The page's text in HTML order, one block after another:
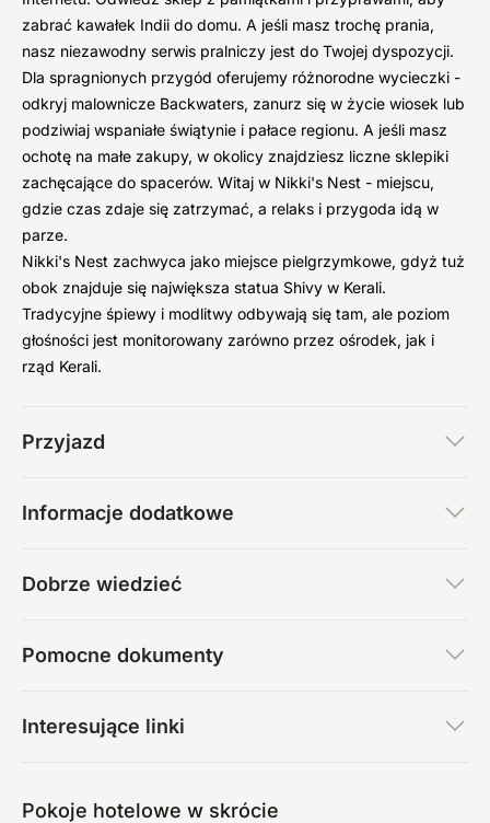
zabrać kawałek Indii do domu. A jeśli masz trochę prania,
nasz niezawodny serwis pralniczy jest do Twojej dyspozycji.
Dla spragnionych przygód oferujemy różnorodne wycieczki -
odkryj malownicze Backwaters, zanurz się w życie wiosek lub
podziwiaj wspaniałe świątynie i pałace regionu. A jeśli masz
ochotę na małe zakupy, w okolicy znajdziesz liczne sklepiki
zachęcające do spacerów. Witaj w Nikki's Nest - miejscu,
gdzie czas zdaje się zatrzymać, a relaks i przygoda idą w
parze.
Nikki's Nest zachwyca jako miejsce pielgrzymkowe, gdyż tuż
obok znajduje się największa statua Shivy w Kerali.
Tradycyjne śpiewy i modlitwy odbywają się tam, ale poziom
głośności jest monitorowany zarówno przez ośrodek, jak i
rząd Kerali.
Przyjazd
Informacje dodatkowe
Dobrze wiedzieć
Pomocne dokumenty
Interesujące linki
Pokoje hotelowe w skrócie